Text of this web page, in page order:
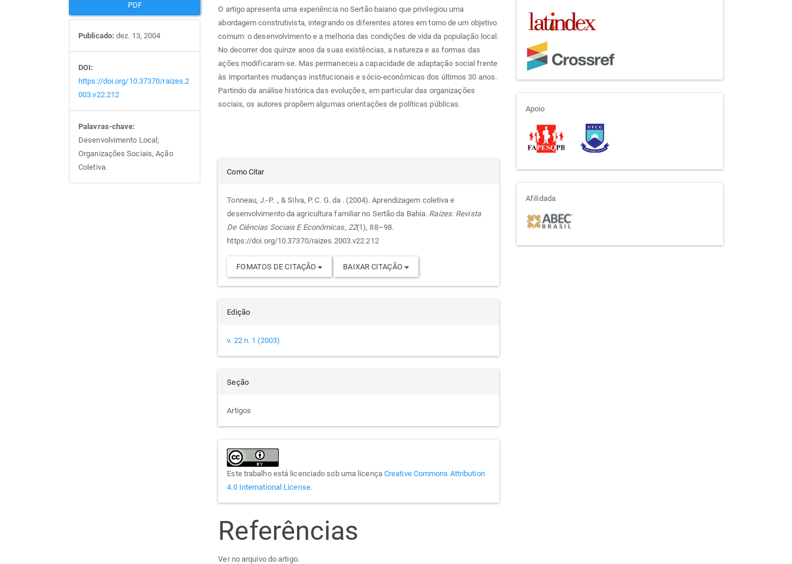
PDF
Publicado: dez. 13, 2004
DOI:
https://doi.org/10.37370/raizes.2
003.v22.212
Palavras-chave:
Desenvolvimento Local;
Organizações Sociais, Ação
Coletiva.
O artigo apresenta uma experiência no Sertão baiano que privilegiou uma
abordagem construtivista, integrando os diferentes atores em torno de um objetivo
comum: o desenvolvimento e a melhoria das condições de vida da população local.
No decorrer dos quinze anos da suas existências, a natureza e as formas das
ações modificaram-se. Mas permaneceu a capacidade de adaptação social frente
às importantes mudanças institucionais e sócio-econômicas dos últimos 30 anos.
Partindo da análise histórica das evoluções, em particular das organizações
sociais, os autores propõem algumas orientações de políticas públicas.
Detalhes
do
artigo
Como Citar
Tonneau, J.-P. ., & Silva, P. C. G. da . (2004). Aprendizagem coletiva e
desenvolvimento da agricultura familiar no Sertão da Bahia. Raízes: Revista
De Ciências Sociais E Econômicas, 22(1), 88–98.
https://doi.org/10.37370/raizes.2003.v22.212
FOMATOS DE CITAÇÃO BAIXAR CITAÇÃO
Edição
v. 22 n. 1 (2003)
Seção
Artigos
Este trabalho está licenciado sob uma licença Creative Commons Attribution
4.0 International License.
Referências
Ver no arquivo do artigo.
apoio
Apoio
afiliada
Afilidada